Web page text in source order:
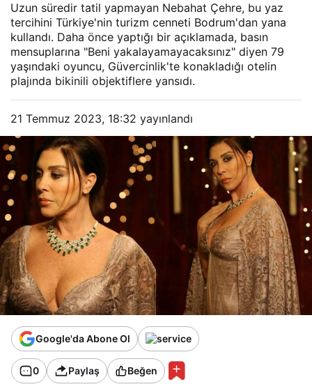
Uzun süredir tatil yapmayan Nebahat Çehre, bu yaz
tercihini Türkiye'nin turizm cenneti Bodrum'dan yana
kullandı. Daha önce yaptığı bir açıklamada, basın
mensuplarına "Beni yakalayamayacaksınız" diyen 79
yaşındaki oyuncu, Güvercinlik'te konakladığı otelin
plajında bikinili objektiflere yansıdı.
21 Temmuz 2023, 18:32 yayınlandı
Google'da Abone Ol
0 Paylaş Beğen